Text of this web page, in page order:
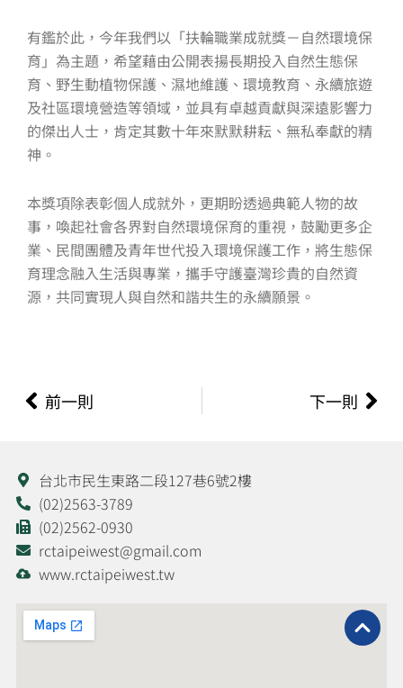
有鑑於此，今年我們以「扶輪職業成就獎－自然環境保
育」為主題，希望藉由公開表揚長期投入自然生態保
育、野生動植物保護、濕地維護、環境教育、永續旅遊
及社區環境營造等領域，並具有卓越貢獻與深遠影響力
的傑出人士，肯定其數十年來默默耕耘、無私奉獻的精
神。
本獎項除表彰個人成就外，更期盼透過典範人物的故
事，喚起社會各界對自然環境保育的重視，鼓勵更多企
業、民間團體及青年世代投入環境保護工作，將生態保
育理念融入生活與專業，攜手守護臺灣珍貴的自然資
源，共同實現人與自然和諧共生的永續願景。
上一頁
前一則 下一則 下
台北市民生東路二段127巷6號2樓
(02)2563-3789
(02)2562-0930
rctaipeiwest@gmail.com
www.rctaipeiwest.tw